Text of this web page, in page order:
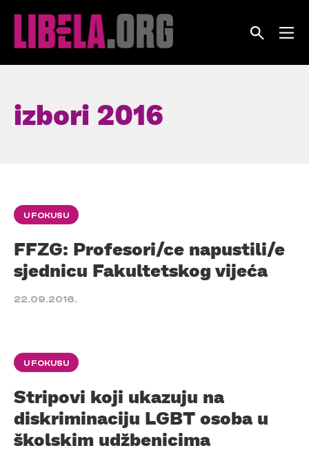
izbori 2016
U FOKUSU
FFZG: Profesori/ce napustili/e
sjednicu Fakultetskog vijeća
22.09.2016.
U FOKUSU
Stripovi koji ukazuju na
diskriminaciju LGBT osoba u
školskim udžbenicima